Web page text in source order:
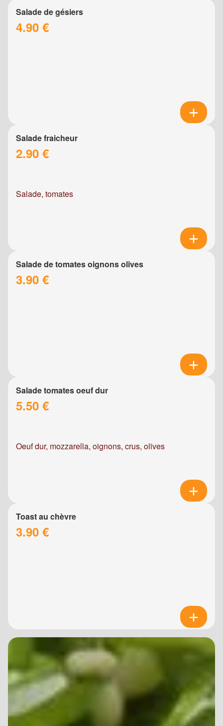
Salade de gésiers
4.90 €
Salade fraicheur
2.90 €
Salade, tomates
Salade de tomates oignons olives
3.90 €
Salade tomates oeuf dur
5.50 €
Oeuf dur, mozzarella, oignons, crus, olives
Toast au chèvre
3.90 €